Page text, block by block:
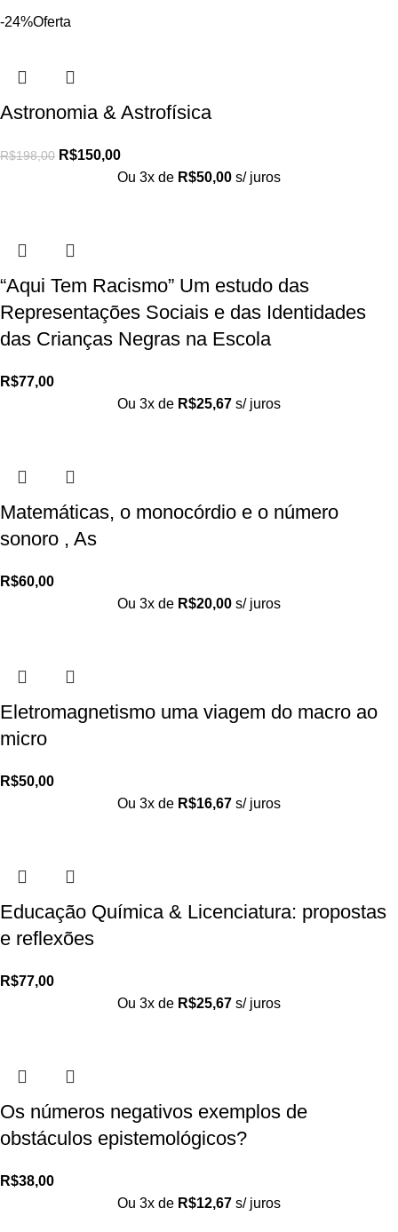
-24%Oferta
Astronomia & Astrofísica
R$198,00 R$150,00
Ou 3x de R$50,00 s/ juros
“Aqui Tem Racismo” Um estudo das
Representações Sociais e das Identidades
das Crianças Negras na Escola
R$77,00
Ou 3x de R$25,67 s/ juros
Matemáticas, o monocórdio e o número
sonoro , As
R$60,00
Ou 3x de R$20,00 s/ juros
Eletromagnetismo uma viagem do macro ao
micro
R$50,00
Ou 3x de R$16,67 s/ juros
Educação Química & Licenciatura: propostas
e reflexões
R$77,00
Ou 3x de R$25,67 s/ juros
Os números negativos exemplos de
obstáculos epistemológicos?
R$38,00
Ou 3x de R$12,67 s/ juros